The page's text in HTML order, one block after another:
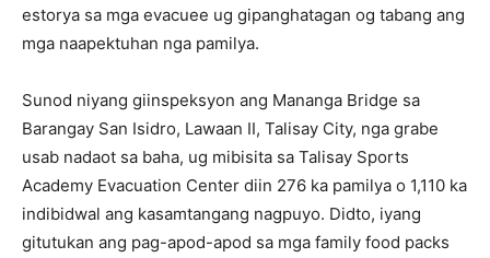
estorya sa mga evacuee ug gipanghatagan og tabang ang
mga naapektuhan nga pamilya.
Sunod niyang giinspeksyon ang Mananga Bridge sa
Barangay San Isidro, Lawaan II, Talisay City, nga grabe
usab nadaot sa baha, ug mibisita sa Talisay Sports
Academy Evacuation Center diin 276 ka pamilya o 1,110 ka
indibidwal ang kasamtangang nagpuyo. Didto, iyang
gitutukan ang pag-apod-apod sa mga family food packs